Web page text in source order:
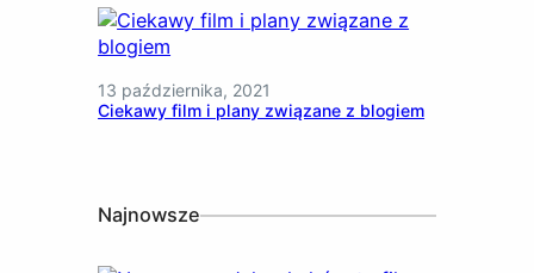
13 października, 2021
Ciekawy film i plany związane z blogiem
Najnowsze